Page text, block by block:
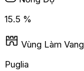
15.5 %
Vùng Làm Vang
Puglia